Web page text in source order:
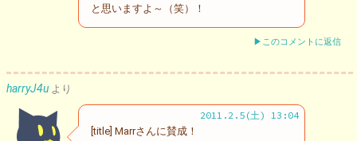
と思いますよ～（笑）！
▶このコメントに返信
harryJ4u より
2011.2.5(土) 13:04
[title] Marrさんに賛成！